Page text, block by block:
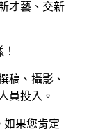
才藝、交新
稿、攝影、
員投入。
如果您肯定